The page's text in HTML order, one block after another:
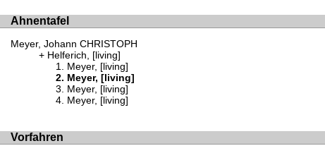
Ahnentafel
Meyer, Johann CHRISTOPH
Helferich, [living]
Meyer, [living]
Meyer, [living]
Meyer, [living]
Meyer, [living]
Vorfahren